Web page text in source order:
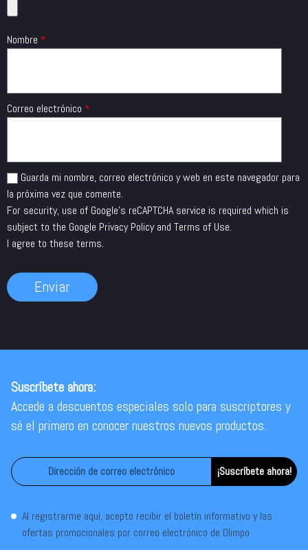
Nombre *
Correo electrónico *
Guarda mi nombre, correo electrónico y web en este navegador para
la próxima vez que comente.
For security, use of Google's reCAPTCHA service is required which is
subject to the Google Privacy Policyand Terms of Use.
I agree to these terms.
Suscríbete ahora:
Accede a descuentos especiales solo para suscriptores y
sé el primero en conocer nuestros nuevos productos.
¡Suscríbete ahora!
Al registrarme aquí, acepto recibir el boletín informativo y las
ofertas promocionales por correo electrónico de Olimpo